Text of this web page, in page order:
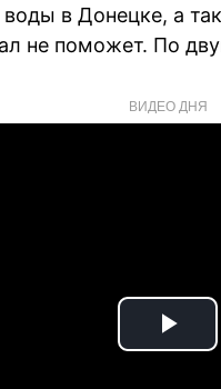
воды в Донецке, а
не поможет. По
ВИДЕО ДНЯ
Play